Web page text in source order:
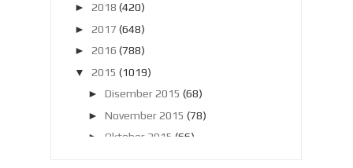
► 2018 (420)
► 2017 (648)
► 2016 (788)
▼
2015 (1019)
► Disember 2015 (68)
► November 2015 (78)
► Oktober 2015 (66)